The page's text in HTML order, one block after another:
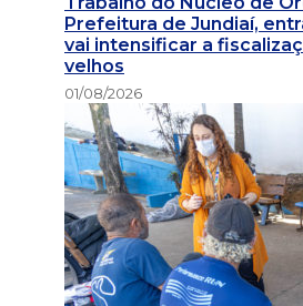
Prefeitura de Jundiaí,
vai intensificar a
velhos
01/08/2026